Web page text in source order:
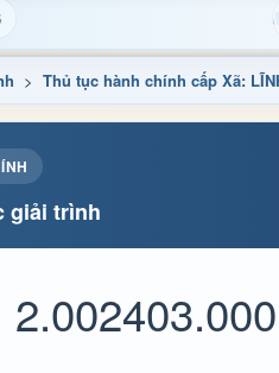
thông tin điện tử xã Mường
> Thủ tục hành chính cấp Xã:
giải trình